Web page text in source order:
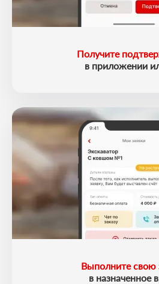
Получите
в приложении
Выполните свою
в назначенное